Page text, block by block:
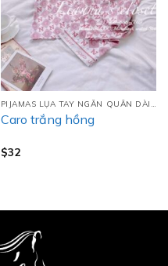
PIJAMAS LỤA TAY NGẮN QUẦN DÀI (TNQD)
Caro trắng hồng
$32